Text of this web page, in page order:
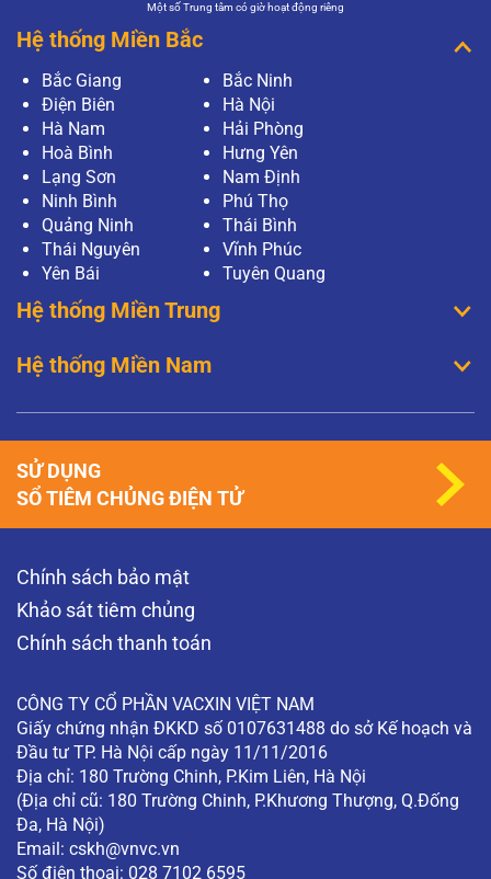
Một số Trung tâm có giờ hoạt động riêng
Hệ thống Miền Bắc
Bắc Giang
Bắc Ninh
Điện Biên
Hà Nội
Hà Nam
Hải Phòng
Hoà Bình
Hưng Yên
Lạng Sơn
Nam Định
Ninh Bình
Phú Thọ
Quảng Ninh
Thái Bình
Thái Nguyên
Vĩnh Phúc
Yên Bái
Tuyên Quang
Hệ thống Miền Trung
Hệ thống Miền Nam
Chính sách bảo mật
Khảo sát tiêm chủng
Chính sách thanh toán
CÔNG TY CỔ PHẦN VACXIN VIỆT NAM
Giấy chứng nhận ĐKKD số 0107631488 do sở Kế hoạch và
Đầu tư TP. Hà Nội cấp ngày 11/11/2016
Địa chỉ: 180 Trường Chinh, P.Kim Liên, Hà Nội
(Địa chỉ cũ: 180 Trường Chinh, P.Khương Thượng, Q.Đống
Đa, Hà Nội)
Email: cskh@vnvc.vn
Số điện thoại: 028 7102 6595
SỬ DỤNG
SỔ TIÊM CHỦNG ĐIỆN TỬ